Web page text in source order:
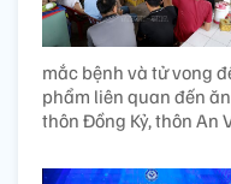
mắc bệnh và tử vong
phẩm liên quan đến
thôn Đồng Kỷ, thôn An